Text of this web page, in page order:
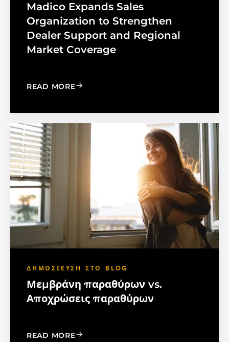
Madico Expands Sales
Organization to Strengthen
Dealer Support and Regional
Market Coverage
READ MORE: MADICO EXPANDS SALES
ΔΗΜΟΣΊΕΥΣΗ ΣΤΟ BLOG
Μεμβράνη παραθύρων vs.
Αποχρώσεις παραθύρων
READ MORE: WINDOW FILM VS. WINDOW